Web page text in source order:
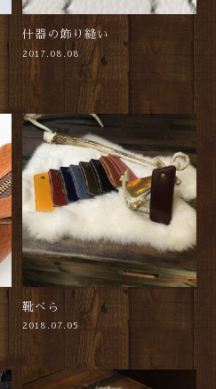
什器の飾り縫い
2017.08.08
靴べら
2018.07.05